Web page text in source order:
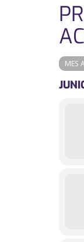
MES